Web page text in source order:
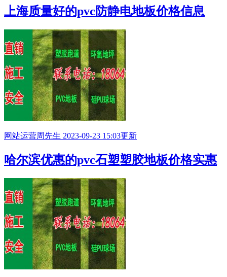
上海质量好的pvc防静电地板价格信息
网站运营周先生 2023-09-23 15:03更新
哈尔滨优惠的pvc石塑塑胶地板价格实惠